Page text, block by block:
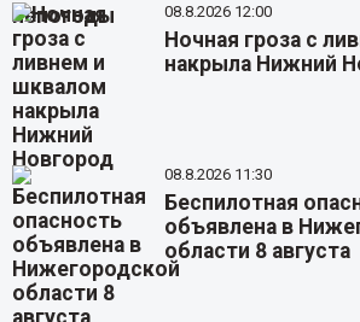
08.8.2026 12:00
Ночная гроза с
накрыла Нижний
08.8.2026 11:30
Беспилотная
объявлена в
области 8 августа